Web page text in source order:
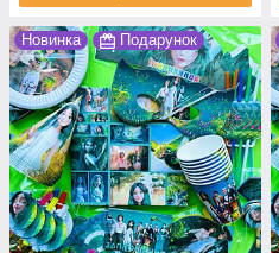
Новинка Подарунок